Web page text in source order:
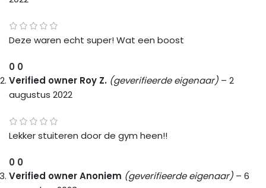
Deze waren echt super! Wat een boost
0 0
Verified owner Roy Z. (geverifieerde eigenaar) – 2
augustus 2022
Lekker stuiteren door de gym heen!!
0 0
Verified ownerAnoniem (geverifieerde eigenaar) – 6